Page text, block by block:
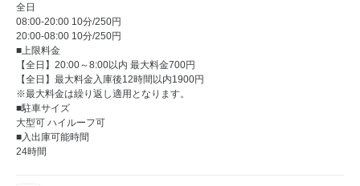
全日
08:00-20:00 10分/250円
20:00-08:00 10分/250円
■上限料金
【全日】20:00～8:00以内 最大料金700円
【全日】最大料金入庫後12時間以内1900円
※最大料金は繰り返し適用となります。
■駐車サイズ
大型可 ハイルーフ可
■入出庫可能時間
24時間